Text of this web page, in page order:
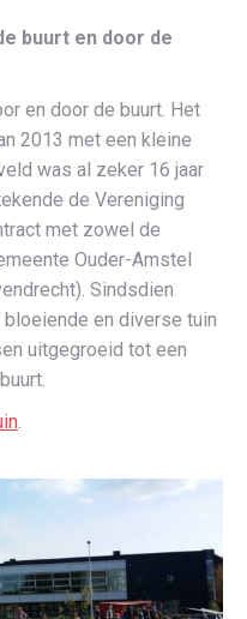
buurt en door de
en door de buurt. Het
2013 met een kleine
was al zeker 16 jaar
de Vereniging
met zowel de
Ouder-Amstel
Sindsdien
en diverse tuin
uitgegroeid tot een
.